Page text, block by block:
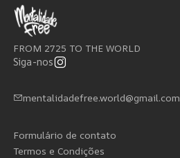
FROM 2725 TO THE WORLD
Siga-nos
mentalidadefree.world@gmail.com
Formulário de contato
Termos e Condições